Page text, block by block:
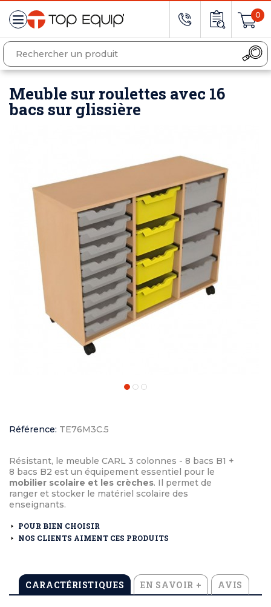
0
Meuble sur roulettes avec 16
bacs sur glissière
Référence: TE76M3C.5
Résistant, le meuble CARL 3 colonnes - 8 bacs B1 +
8 bacs B2 est un équipement essentiel pour le
mobilier scolaire et les crèches. Il permet de
ranger et stocker le matériel scolaire des
enseignants.
POUR BIEN CHOISIR
NOS CLIENTS AIMENT CES PRODUITS
CARACTÉRISTIQUES EN SAVOIR + AVIS